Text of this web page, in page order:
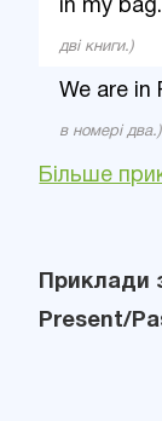
in my bag.
дві книги.)
We are in
в номері два.)
Більше
Приклади
Present/